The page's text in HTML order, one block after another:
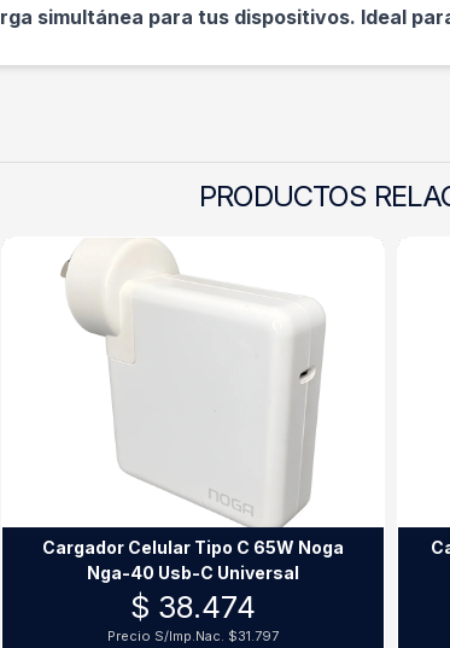
simultánea para tus dispositivos. Ideal
PRODUCTOS
Cargador Celular Tipo C 65W Noga
Nga-40 Usb-C Universal
$ 38.474
Precio S/Imp.Nac. $31.797